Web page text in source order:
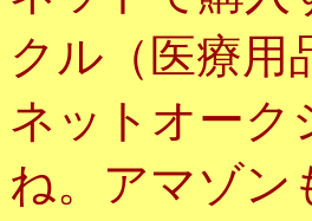
クル（医療用
ネットオーク
ね。アマゾン